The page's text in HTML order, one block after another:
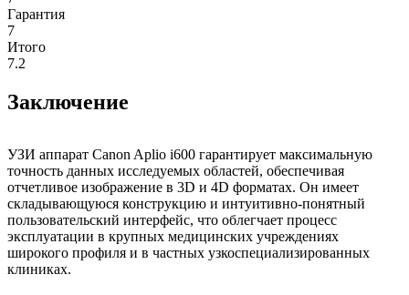
Гарантия
7
Итого
7.2
Заключение
УЗИ аппарат Canon Aplio i600 гарантирует максимальную
точность данных исследуемых областей, обеспечивая
отчетливое изображение в 3D и 4D форматах. Он имеет
складывающуюся конструкцию и интуитивно-понятный
пользовательский интерфейс, что облегчает процесс
эксплуатации в крупных медицинских учреждениях
широкого профиля и в частных узкоспециализированных
клиниках.